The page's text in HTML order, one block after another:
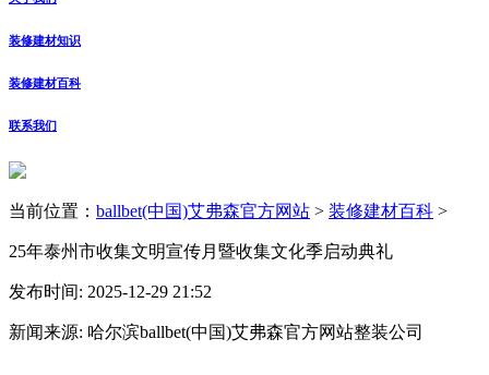
装修建材知识
装修建材百科
联系我们
当前位置： ballbet(中国)艾弗森官方网站 > 装修建材百科 >
25年泰州市收集文明宣传月暨收集文化季启动典礼
发布时间: 2025-12-29 21:52
新闻来源: 哈尔滨ballbet(中国)艾弗森官方网站整装公司